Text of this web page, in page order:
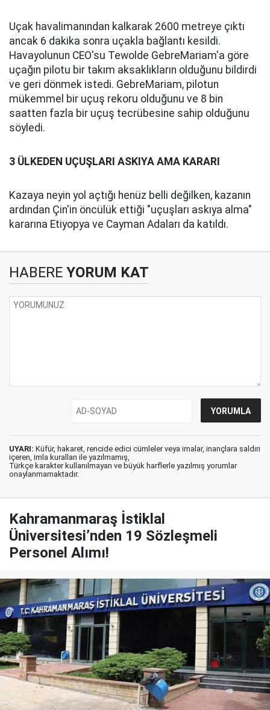
Uçak havalimanından kalkarak 2600 metreye çıktı
ancak 6 dakika sonra uçakla bağlantı kesildi.
Havayolunun CEO'su Tewolde GebreMariam'a göre
uçağın pilotu bir takım aksaklıkların olduğunu bildirdi
ve geri dönmek istedi. GebreMariam, pilotun
mükemmel bir uçuş rekoru olduğunu ve 8 bin
saatten fazla bir uçuş tecrübesine sahip olduğunu
söyledi.
3 ÜLKEDEN UÇUŞLARI ASKIYA AMA KARARI
Kazaya neyin yol açtığı henüz belli değilken, kazanın
ardından Çin'in öncülük ettiği "uçuşları askıya alma"
kararına Etiyopya ve Cayman Adaları da katıldı.
HABERE YORUM KAT
UYARI: Küfür, hakaret, rencide edici cümleler veya imalar, inançlara saldırı
içeren, imla kuralları ile yazılmamış,
Türkçe karakter kullanılmayan ve büyük harflerle yazılmış yorumlar
onaylanmamaktadır.
Kahramanmaraş İstiklal
Üniversitesi’nden 19 Sözleşmeli
Personel Alımı!